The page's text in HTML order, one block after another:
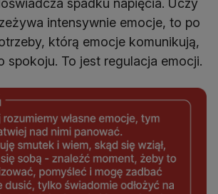
spadku napięcia. Uczy
intensywnie emocje, to po
którą emocje komunikują,
spokoju. To jest regulacja emocji.